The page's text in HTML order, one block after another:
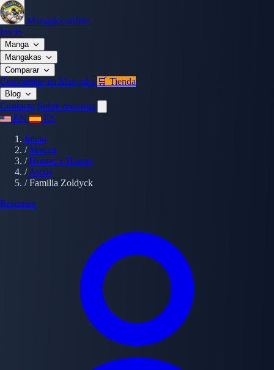
Mangaka.online
Inicio
Manga
Mangakas
Comparar
Conviértete en Mangaka 🛒 Tienda
Blog
Contacto Sobre nosotros
EN
ES
Inicio
/ Manga
/ Hunter x Hunter
/ Arcos
/ Familia Zoldyck
Resumen